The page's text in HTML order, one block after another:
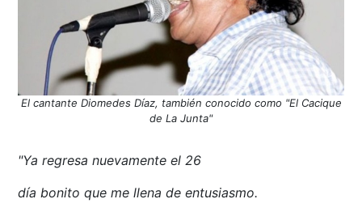
El cantante Diomedes Díaz, también conocido como "El Cacique
de La Junta"
"Ya regresa nuevamente el 26
día bonito que me llena de entusiasmo.